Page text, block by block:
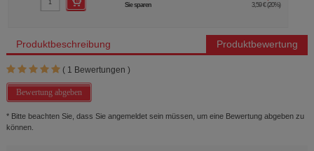
Sie sparen 3,59 € (20%)
Produktbeschreibung Produktbewertung
( 1 Bewertungen )
Bewertung abgeben
* Bitte beachten Sie, dass Sie angemeldet sein müssen, um eine Bewertung abgeben zu
können.